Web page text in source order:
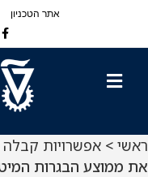
אתר הטכניון
ראשי > אפשרויות קבלה
את ממוצע הבגרות